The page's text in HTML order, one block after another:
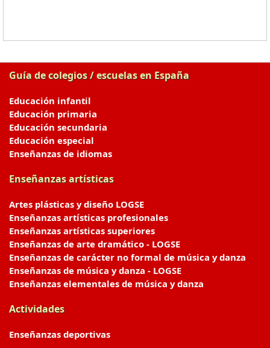
Guía de colegios / escuelas en España
Educación infantil
Educación primaria
Educación secundaria
Educación especial
Enseñanzas de idiomas
Enseñanzas artísticas
Artes plásticas y diseño LOGSE
Enseñanzas artísticas profesionales
Enseñanzas artísticas superiores
Enseñanzas de arte dramático - LOGSE
Enseñanzas de carácter no formal de música y danza
Enseñanzas de música y danza - LOGSE
Enseñanzas elementales de música y danza
Actividades
Enseñanzas deportivas